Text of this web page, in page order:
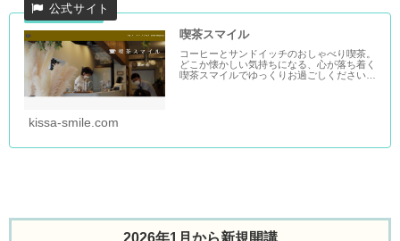
喫茶スマイル
コーヒーとサンドイッチのおしゃべり喫茶。
どこか懐かしい気持ちになる、心が落ち着く
喫茶スマイルでゆっくりお過ごしください。
kissa-smile.com
2026年1月から新規開講